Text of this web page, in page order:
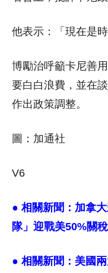
他表示：「現在是
博勵治呼籲卡尼善
要白白浪費，並在
作出政策調整。
圖：加通社
V6
● 相關新聞： 加拿
隊」迎戰美50%關
● 相關新聞： 美國